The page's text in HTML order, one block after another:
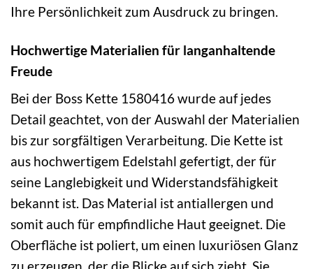
Ihre Persönlichkeit zum Ausdruck zu bringen.
Hochwertige Materialien für langanhaltende
Freude
Bei der Boss Kette 1580416 wurde auf jedes
Detail geachtet, von der Auswahl der Materialien
bis zur sorgfältigen Verarbeitung. Die Kette ist
aus hochwertigem Edelstahl gefertigt, der für
seine Langlebigkeit und Widerstandsfähigkeit
bekannt ist. Das Material ist antiallergen und
somit auch für empfindliche Haut geeignet. Die
Oberfläche ist poliert, um einen luxuriösen Glanz